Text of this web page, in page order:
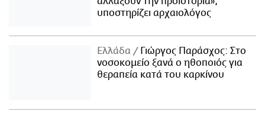
υποστηρίζει αρχαιολόγος
Ελλάδα
Γιώργος Παράσχος: Στο
νοσοκομείο ξανά ο ηθοποιός για
θεραπεία κατά του καρκίνου